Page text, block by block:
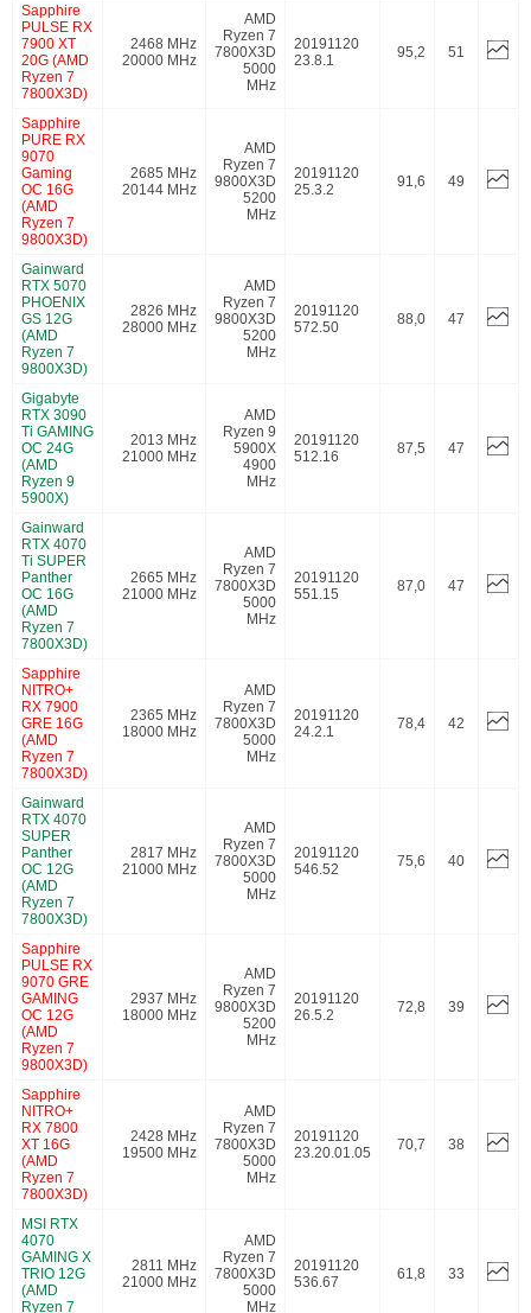
Sapphire
PULSE RX
7900 XT
20G (AMD
Ryzen 7
7800X3D)
2468 MHz
20000 MHz
AMD
Ryzen 7
7800X3D
5000
MHz
20191120
23.8.1
95,2 51
Sapphire
PURE RX
9070
Gaming
OC 16G
(AMD
Ryzen 7
9800X3D)
2685 MHz
20144 MHz
AMD
Ryzen 7
9800X3D
5200
MHz
20191120
25.3.2
91,6 49
Gainward
RTX 5070
PHOENIX
GS 12G
(AMD
Ryzen 7
9800X3D)
2826 MHz
28000 MHz
AMD
Ryzen 7
9800X3D
5200
MHz
20191120
572.50
88,0 47
Gigabyte
RTX 3090
Ti GAMING
OC 24G
(AMD
Ryzen 9
5900X)
2013 MHz
21000 MHz
AMD
Ryzen 9
5900X
4900
MHz
20191120
512.16
87,5 47
Gainward
RTX 4070
Ti SUPER
Panther
OC 16G
(AMD
Ryzen 7
7800X3D)
2665 MHz
21000 MHz
AMD
Ryzen 7
7800X3D
5000
MHz
20191120
551.15
87,0 47
Sapphire
NITRO+
RX 7900
GRE 16G
(AMD
Ryzen 7
7800X3D)
2365 MHz
18000 MHz
AMD
Ryzen 7
7800X3D
5000
MHz
20191120
24.2.1
78,4 42
Gainward
RTX 4070
SUPER
Panther
OC 12G
(AMD
Ryzen 7
7800X3D)
2817 MHz
21000 MHz
AMD
Ryzen 7
7800X3D
5000
MHz
20191120
546.52
75,6 40
Sapphire
PULSE RX
9070 GRE
GAMING
OC 12G
(AMD
Ryzen 7
9800X3D)
2937 MHz
18000 MHz
AMD
Ryzen 7
9800X3D
5200
MHz
20191120
26.5.2
72,8 39
Sapphire
NITRO+
RX 7800
XT 16G
(AMD
Ryzen 7
7800X3D)
2428 MHz
19500 MHz
AMD
Ryzen 7
7800X3D
5000
MHz
20191120
23.20.01.05
70,7 38
MSI RTX
4070
GAMING X
TRIO 12G
(AMD
Ryzen 7
2811 MHz
21000 MHz
AMD
Ryzen 7
7800X3D
5000
MHz
20191120
536.67
61,8 33